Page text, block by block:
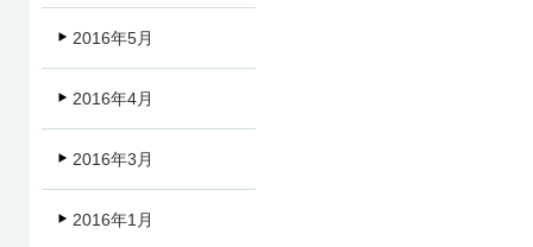
2016年5月
2016年4月
2016年3月
2016年1月